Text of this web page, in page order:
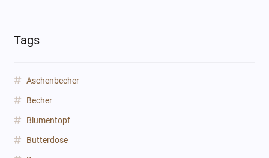
Tags
Aschenbecher
Becher
Blumentopf
Butterdose